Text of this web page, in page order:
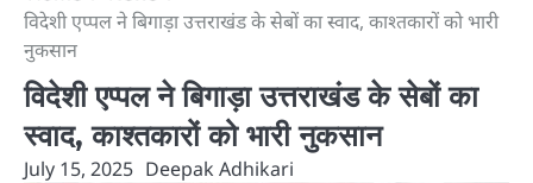
विदेशी एप्पल ने बिगाड़ा उत्तराखंड के सेबों का स्वाद, काश्तकारों को भारी
नुकसान
विदेशी एप्पल ने बिगाड़ा उत्तराखंड के सेबों का
स्वाद, काश्तकारों को भारी नुकसान
July 15, 2025 Deepak Adhikari